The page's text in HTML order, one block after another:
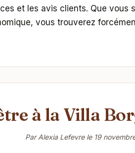
et les avis clients. Que
vous trouverez
à la Villa
Par Alexia Lefevre le 19